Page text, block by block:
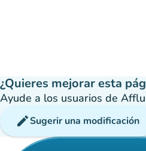
¿Quieres mejorar esta
Ayude a los usuarios de
editSugerir una modificación